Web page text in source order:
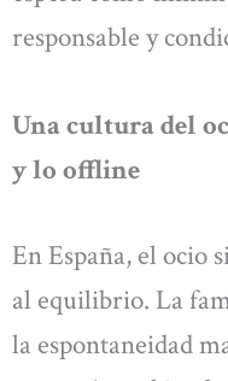
responsable y
Una cultura del
y lo offline
En España, el ocio
al equilibrio. La
la espontaneidad